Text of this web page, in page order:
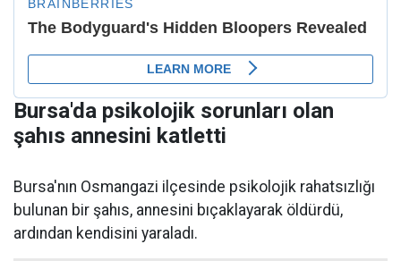
Bursa'da psikolojik sorunları olan
şahıs annesini katletti
Bursa'nın Osmangazi ilçesinde psikolojik rahatsızlığı
bulunan bir şahıs, annesini bıçaklayarak öldürdü,
ardından kendisini yaraladı.